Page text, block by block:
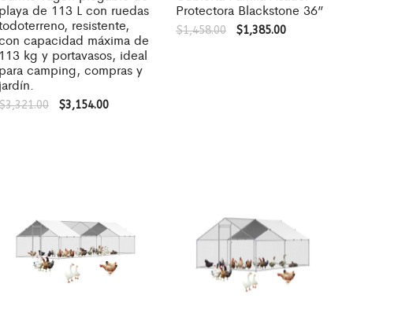
playa de 113 L con ruedas
resistente,
capacidad máxima de
113 kg y portavasos, ideal
para camping, compras y
jardín.
3,321.00 $3,154.00
Protectora Blackstone 36”
$1,458.00 $1,385.00